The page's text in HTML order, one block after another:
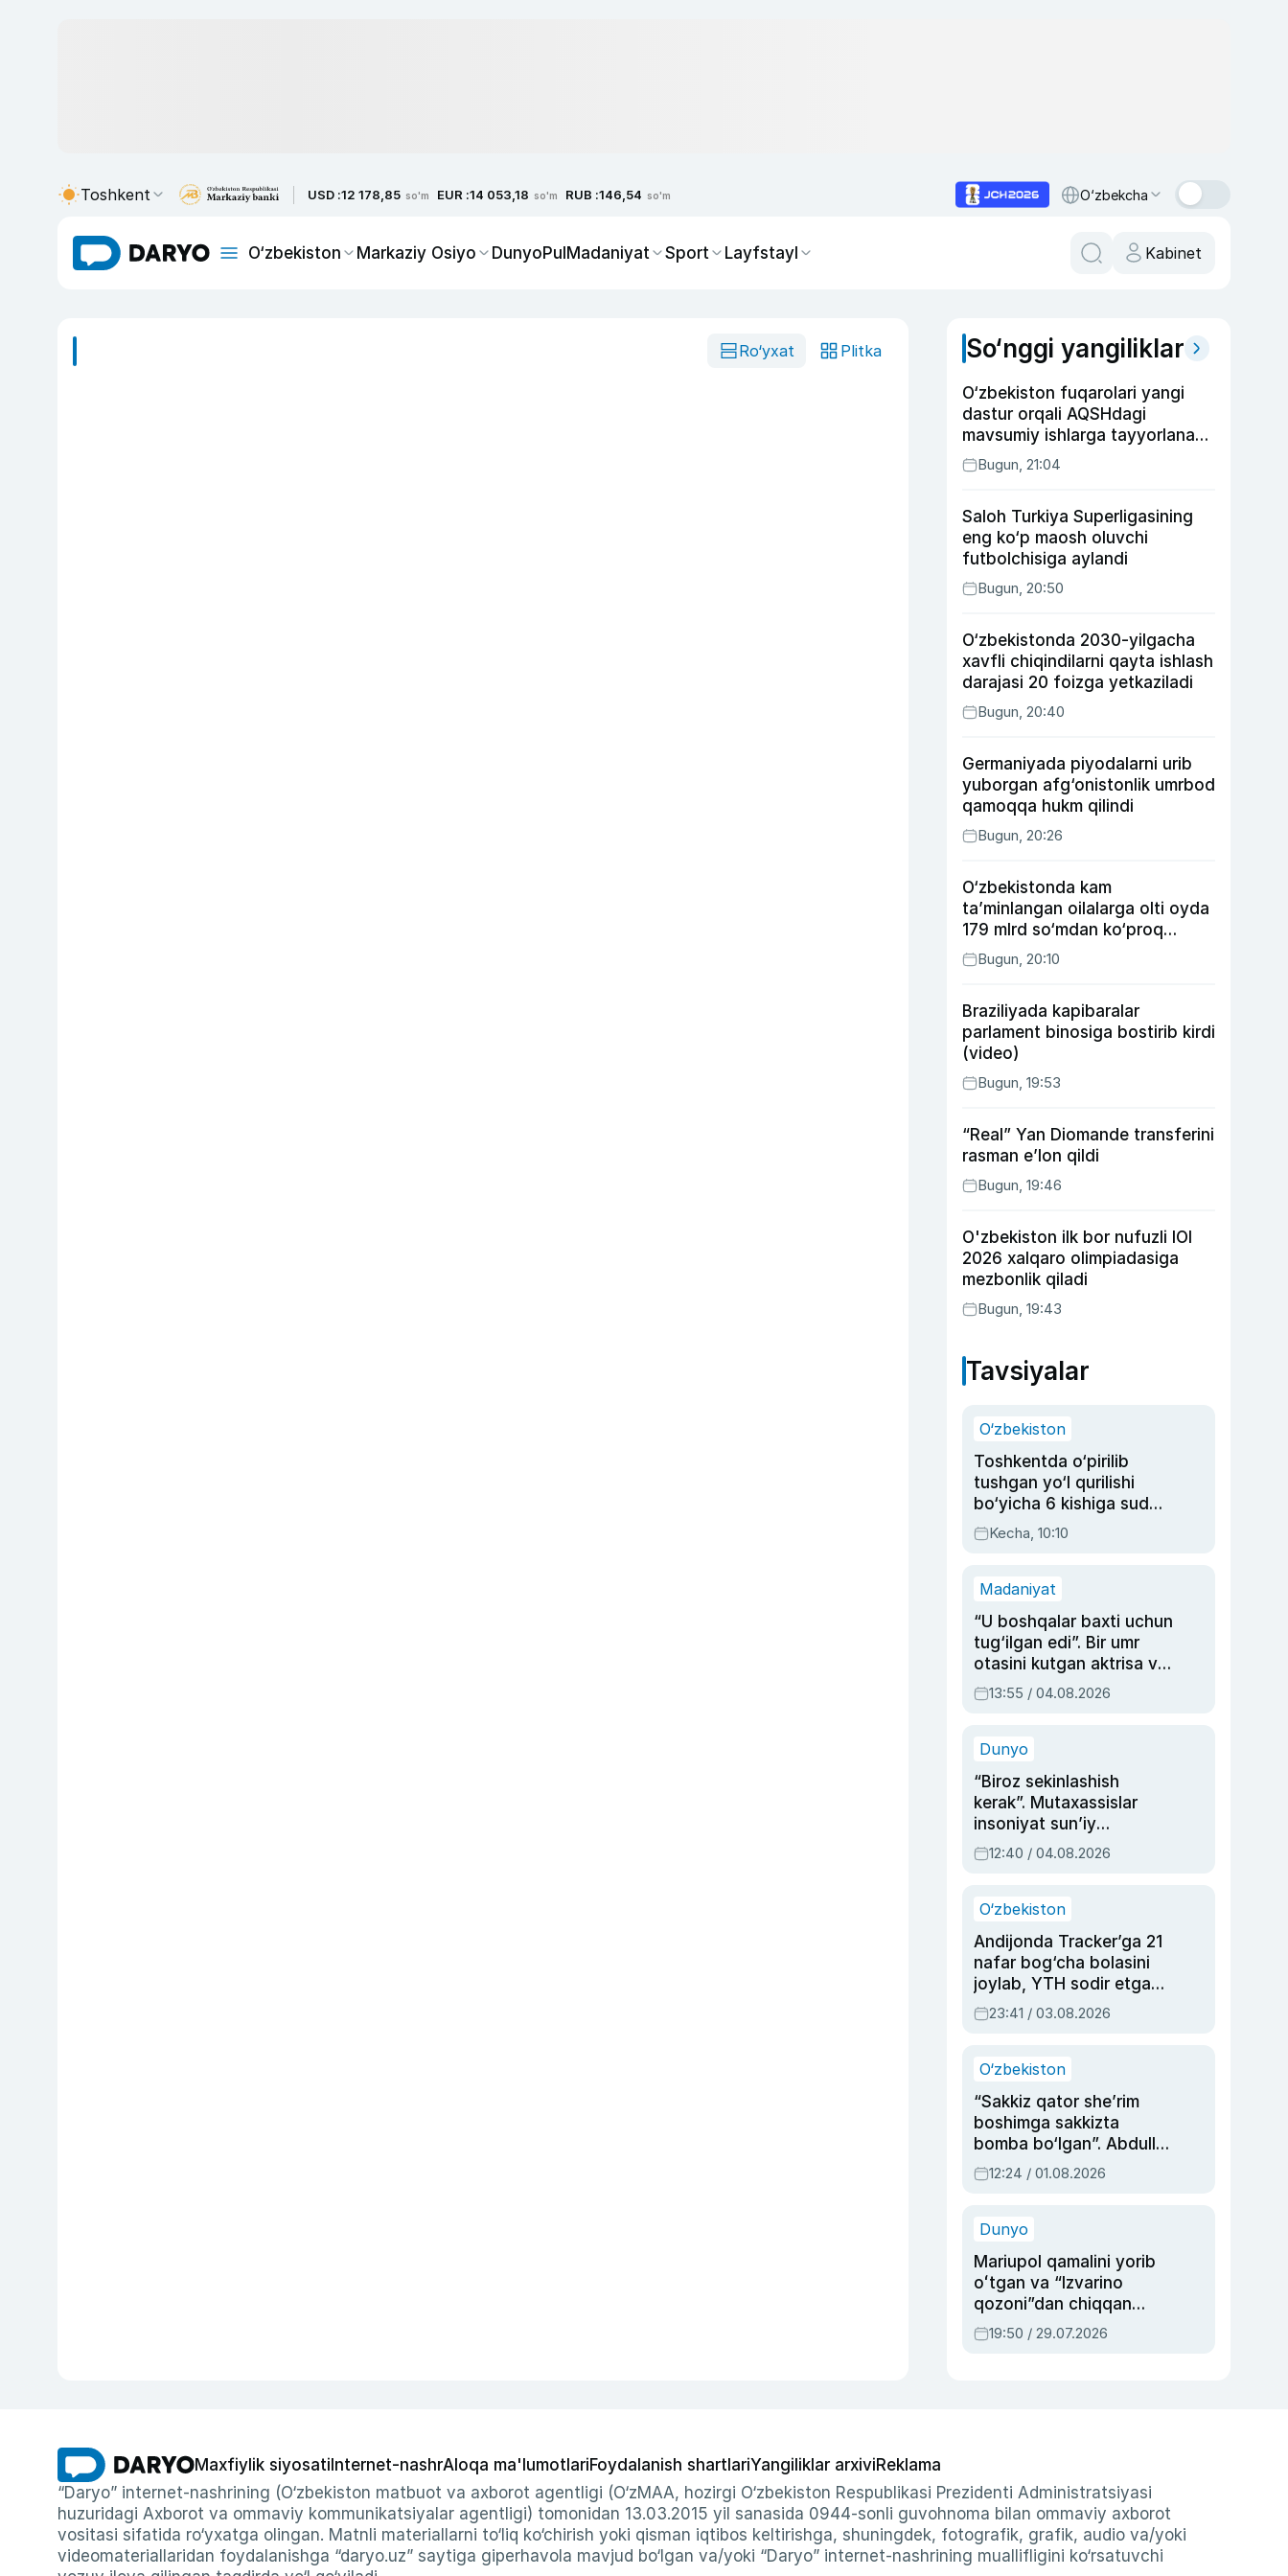
Toshkent USD :12 178,85 so'm EUR :14 053,18 so'm RUB :146,54 so'm O‘zbekcha
O‘zbekiston Markaziy Osiyo DunyoPulMadaniyat Sport Layfstayl Kabinet
Ro‘yxat Plitka So‘nggi yangiliklar
O‘zbekiston fuqarolari yangi
dastur orqali AQSHdagi
mavsumiy ishlarga tayyorlanadi
va joylashtiriladi
Bugun, 21:04
Saloh Turkiya Superligasining
eng ko‘p maosh oluvchi
futbolchisiga aylandi
Bugun, 20:50
O‘zbekistonda 2030-yilgacha
xavfli chiqindilarni qayta ishlash
darajasi 20 foizga yetkaziladi
Bugun, 20:40
Germaniyada piyodalarni urib
yuborgan afg‘onistonlik umrbod
qamoqqa hukm qilindi
Bugun, 20:26
O‘zbekistonda kam
ta’minlangan oilalarga olti oyda
179 mlrd so‘mdan ko‘proq
ijtimoiy keshbek to‘lab berildi
Bugun, 20:10
Braziliyada kapibaralar
parlament binosiga bostirib kirdi
(video)
Bugun, 19:53
“Real” Yan Diomande transferini
rasman e’lon qildi
Bugun, 19:46
O'zbekiston ilk bor nufuzli IOI
2026 xalqaro olimpiadasiga
mezbonlik qiladi
Bugun, 19:43
Tavsiyalar
O‘zbekiston
Toshkentda o‘pirilib
tushgan yo‘l qurilishi
bo‘yicha 6 kishiga sud
hukmi o‘qildi
Kecha, 10:10
Madaniyat
“U boshqalar baxti uchun
tug‘ilgan edi”. Bir umr
otasini kutgan aktrisa va
dublyaj ustasi Rimma
Ahmedovaning
13:55 / 04.08.2026
Dunyo
“Biroz sekinlashish
kerak”. Mutaxassislar
insoniyat sun’iy
intellektni boshqara
olmay qolishidan xavotir
12:40 / 04.08.2026
O‘zbekiston
Andijonda Tracker’ga 21
nafar bog‘cha bolasini
joylab, YTH sodir etgan
ayolga sud hukmi o‘qildi
23:41 / 03.08.2026
O‘zbekiston
“Sakkiz qator she’rim
boshimga sakkizta
bomba bo‘lgan”. Abdulla
Oripovni siyosiy
ayblovlardan asrab
12:24 / 01.08.2026
Dunyo
Mariupol qamalini yorib
oʻtgan va “Izvarino
qozoni”dan chiqqan
qahramon — Ukraina
armiyasi bosh
19:50 / 29.07.2026
Maxfiylik siyosati Internet-nashrAloqa ma'lumotlariFoydalanish shartlariYangiliklar arxiviReklama
“Daryo” internet-nashrining (O‘zbekiston matbuot va axborot agentligi (O‘zMAA, hozirgi O‘zbekiston Respublikasi Prezidenti Administratsiyasi
huzuridagi Axborot va ommaviy kommunikatsiyalar agentligi) tomonidan 13.03.2015 yil sanasida 0944-sonli guvohnoma bilan ommaviy axborot
vositasi sifatida ro‘yxatga olingan. Matnli materiallarni to‘liq ko‘chirish yoki qisman iqtibos keltirishga, shuningdek, fotografik, grafik, audio va/yoki
videomateriallaridan foydalanishga “daryo.uz” saytiga giperhavola mavjud bo‘lgan va/yoki “Daryo” internet-nashrining muallifligini ko‘rsatuvchi